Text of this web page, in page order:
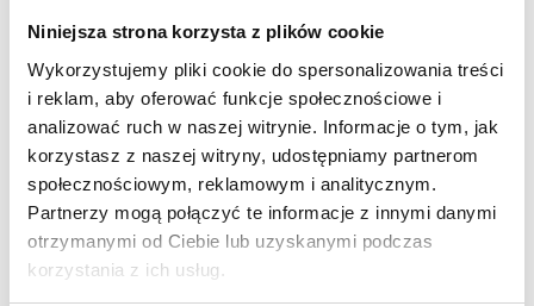
Niniejsza strona korzysta z plików cookie
Wykorzystujemy pliki cookie do spersonalizowania treści
i reklam, aby oferować funkcje społecznościowe i
analizować ruch w naszej witrynie. Informacje o tym, jak
korzystasz z naszej witryny, udostępniamy partnerom
społecznościowym, reklamowym i analitycznym.
Partnerzy mogą połączyć te informacje z innymi danymi
otrzymanymi od Ciebie lub uzyskanymi podczas
korzystania z ich usług.
Taki rodzaj przekazywania informacji to podwójny sukces. Z
jednej strony nieustannie przyciąga uwagę, z drugiej jest
niebywale energooszczędny.
SPECYFIKACJA:
Wymiar fizyczny w mm:1200 (wys.) x 2400 (szer.) x 60
(gł)
Możliwość prezentacji w pionie lub w poziomie
Solidna aluminiowa konstrukcja poddana anodowaniu
Grafika jednostronna mocowana za pomocą 3mm